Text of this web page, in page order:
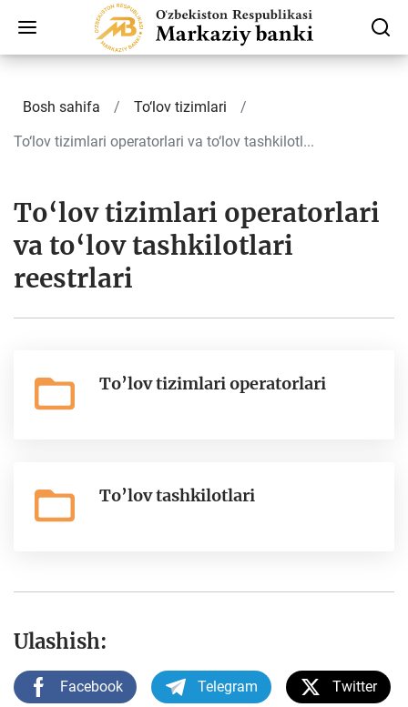
Bosh sahifa
To‘lov tizimlari
To‘lov tizimlari operatorlari va to‘lov tashkilotl...
To‘lov tizimlari operatorlari
va to‘lov tashkilotlari
reestrlari
To’lov tizimlari operatorlari
To’lov tashkilotlari
Ulashish:
Facebook Telegram Twitter